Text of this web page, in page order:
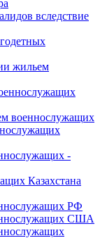
вследствие
жильем
военнослужащих
-
Казахстана
РФ
США